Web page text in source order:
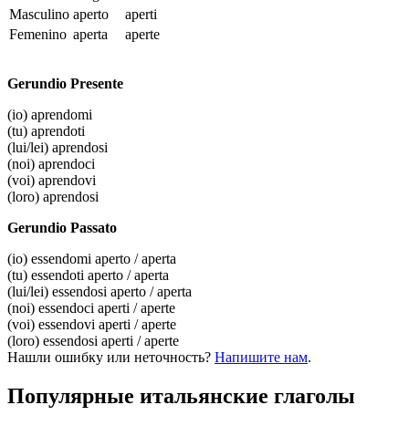
Masculino aperto
aperti
Femenino aperta aperte
Gerundio Presente
(io) aprendomi
(tu) aprendoti
(lui/lei) aprendosi
(noi) aprendoci
(voi) aprendovi
(loro) aprendosi
Gerundio Passato
(io) essendomi aperto / aperta
(tu) essendoti aperto / aperta
(lui/lei) essendosi aperto / aperta
(noi) essendoci aperti / aperte
(voi) essendovi aperti / aperte
(loro) essendosi aperti / aperte
Нашли ошибку или неточность? Напишите нам.
Популярные итальянские глаголы